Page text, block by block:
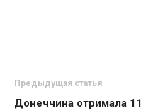
Предыдущая статья
Донеччина отримала 11